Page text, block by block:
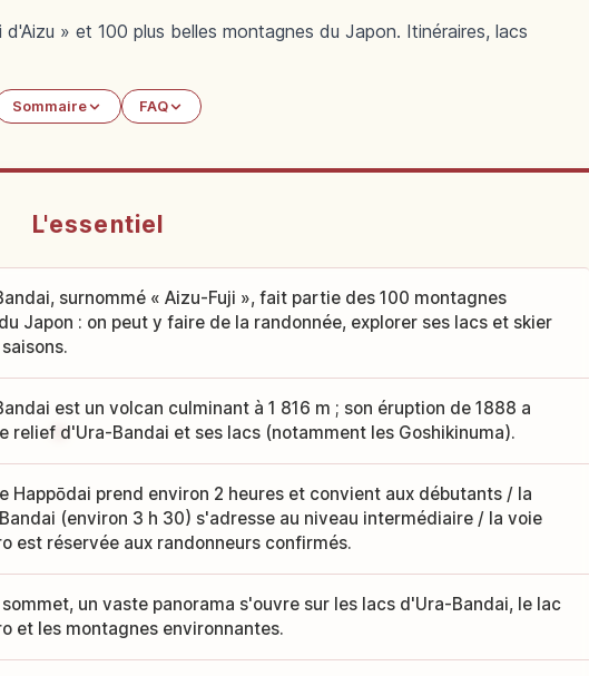
» et 100 plus belles montagnes du Japon. Itinéraires, lacs
Sommaire FAQ
L'essentiel
surnommé « Aizu-Fuji », fait partie des 100 montagnes
Japon : on peut y faire de la randonnée, explorer ses lacs et skier
est un volcan culminant à 1 816 m ; son éruption de 1888 a
relief d'Ura-Bandai et ses lacs (notamment les Goshikinuma).
Happōdai prend environ 2 heures et convient aux débutants / la
(environ 3 h 30) s'adresse au niveau intermédiaire / la voie
est réservée aux randonneurs confirmés.
sommet, un vaste panorama s'ouvre sur les lacs d'Ura-Bandai, le lac
et les montagnes environnantes.